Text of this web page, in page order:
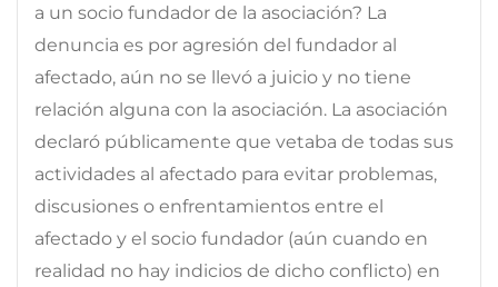
a un socio fundador de la asociación? La
denuncia es por agresión del fundador al
afectado, aún no se llevó a juicio y no tiene
relación alguna con la asociación. La asociación
declaró públicamente que vetaba de todas sus
actividades al afectado para evitar problemas,
discusiones o enfrentamientos entre el
afectado y el socio fundador (aún cuando en
realidad no hay indicios de dicho conflicto) en